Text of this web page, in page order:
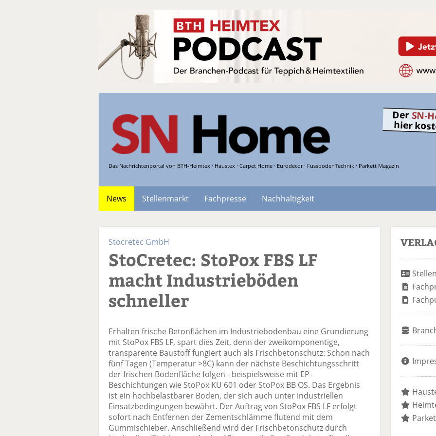
Das Nachrichtenportal von BTH-Heimtex · Haustex · Carpet Home · Eurodecor · FussbodenTechnik · Parkett Magazin
Der SN-
hier
News Stellenmarkt Fachpresse
Nachhaltigkeit
Stocretec GmbH
StoCretec: StoPox FBS LF
macht Industrieböden
schneller
Erhalten frische Betonflächen im Industriebodenbau eine Grundierung
mit StoPox FBS LF, spart dies Zeit, denn der zweikomponentige,
transparente Baustoff fungiert auch als Frischbetonschutz: Schon nach
fünf Tagen (Temperatur >8C) kann der nächste Beschichtungsschritt
der frischen Bodenfläche folgen - beispielsweise mit EP-
Beschichtungen wie StoPox KU 601 oder StoPox BB OS. Das Ergebnis
ist ein hochbelastbarer Boden, der sich auch unter industriellen
Einsatzbedingungen bewährt. Der Auftrag von StoPox FBS LF erfolgt
sofort nach Entfernen der Zementschlämme flutend mit dem
Gummischieber. Anschließend wird der Frischbetonschutz durch